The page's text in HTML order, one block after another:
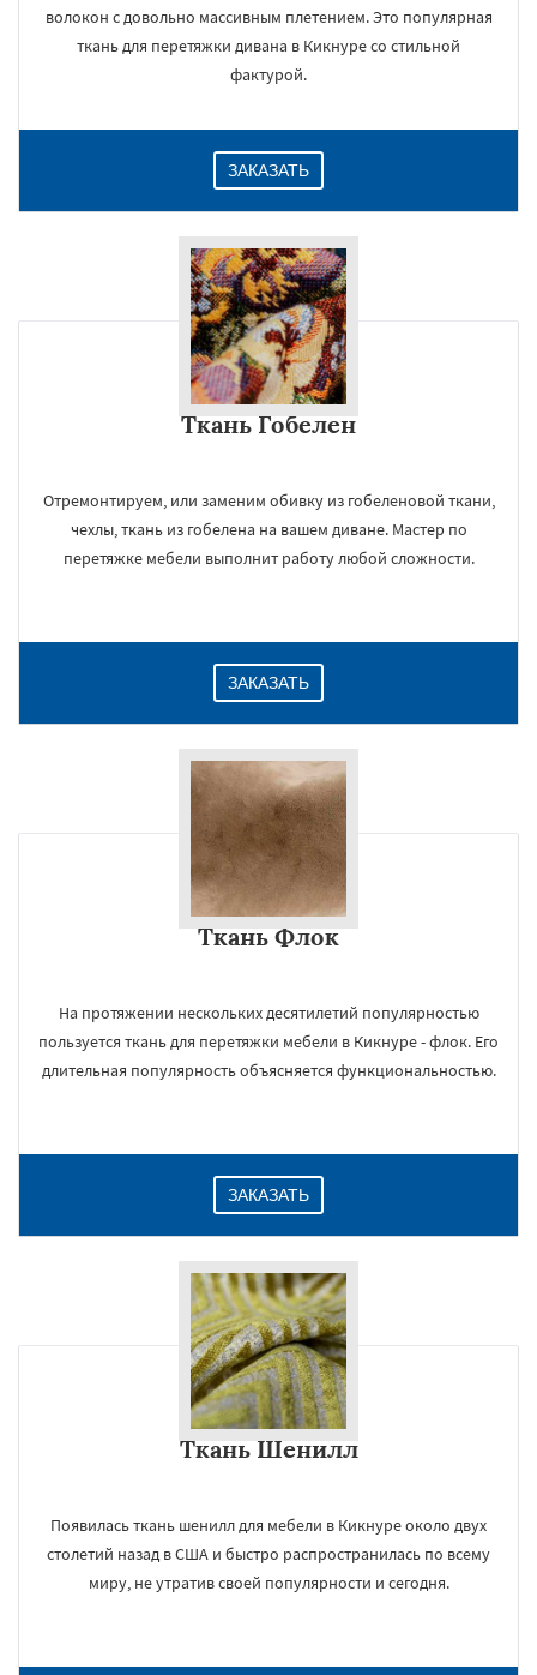
волокон с довольно массивным плетением. Это популярная
ткань для перетяжки дивана в Кикнуре со стильной
фактурой.
ЗАКАЗАТЬ
Ткань Гобелен
Отремонтируем, или заменим обивку из гобеленовой ткани,
чехлы, ткань из гобелена на вашем диване. Мастер по
перетяжке мебели выполнит работу любой сложности.
ЗАКАЗАТЬ
Ткань Флок
На протяжении нескольких десятилетий популярностью
пользуется ткань для перетяжки мебели в Кикнуре - флок. Его
длительная популярность объясняется функциональностью.
ЗАКАЗАТЬ
Ткань Шенилл
Появилась ткань шенилл для мебели в Кикнуре около двух
столетий назад в США и быстро распространилась по всему
миру, не утратив своей популярности и сегодня.